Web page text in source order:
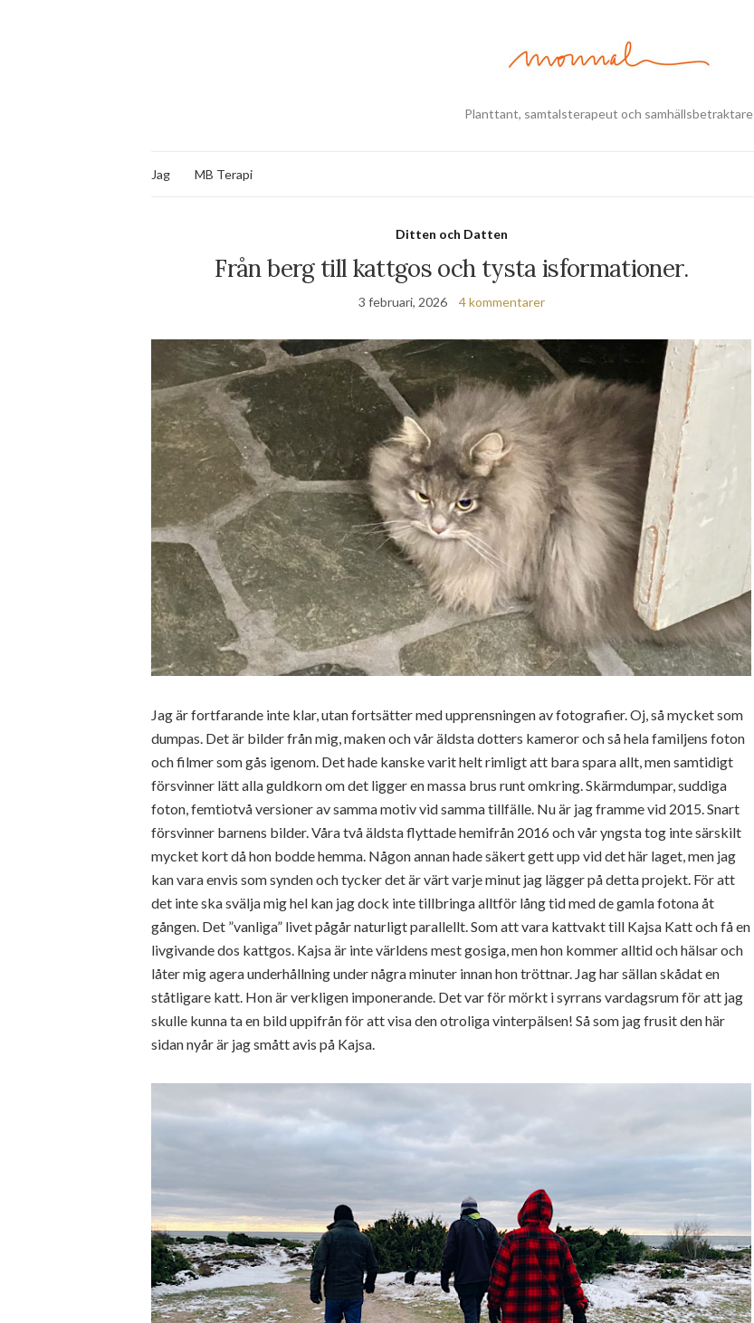
Planttant, samtalsterapeut och samhällsbetraktare
Jag MB Terapi
Ditten och Datten
Från berg till kattgos och tysta isformationer.
3 februari, 2026 4 kommentarer
Jag är fortfarande inte klar, utan fortsätter med upprensningen av fotografier. Oj, så mycket som
dumpas. Det är bilder från mig, maken och vår äldsta dotters kameror och så hela familjens foton
och filmer som gås igenom. Det hade kanske varit helt rimligt att bara spara allt, men samtidigt
försvinner lätt alla guldkorn om det ligger en massa brus runt omkring. Skärmdumpar, suddiga
foton, femtiotvå versioner av samma motiv vid samma tillfälle. Nu är jag framme vid 2015. Snart
försvinner barnens bilder. Våra två äldsta flyttade hemifrån 2016 och vår yngsta tog inte särskilt
mycket kort då hon bodde hemma. Någon annan hade säkert gett upp vid det här laget, men jag
kan vara envis som synden och tycker det är värt varje minut jag lägger på detta projekt. För att
det inte ska svälja mig hel kan jag dock inte tillbringa alltför lång tid med de gamla fotona åt
gången. Det ”vanliga” livet pågår naturligt parallellt. Som att vara kattvakt till Kajsa Katt och få en
livgivande dos kattgos. Kajsa är inte världens mest gosiga, men hon kommer alltid och hälsar och
låter mig agera underhållning under några minuter innan hon tröttnar. Jag har sällan skådat en
ståtligare katt. Hon är verkligen imponerande. Det var för mörkt i syrrans vardagsrum för att jag
skulle kunna ta en bild uppifrån för att visa den otroliga vinterpälsen! Så som jag frusit den här
sidan nyår är jag smått avis på Kajsa.